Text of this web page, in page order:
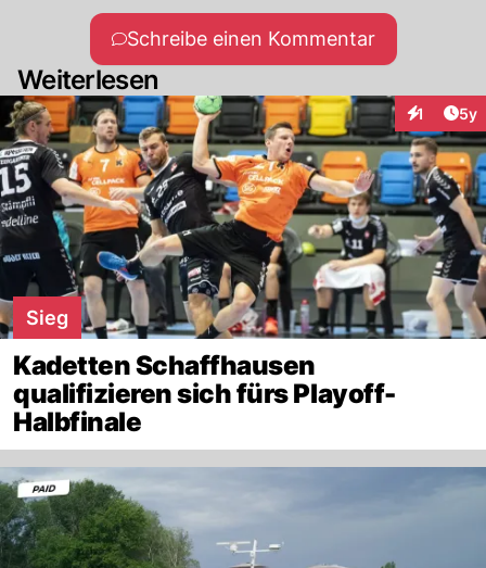
Schreibe einen Kommentar
Weiterlesen
1 5y
Sieg
Kadetten Schaffhausen
qualifizieren sich fürs Playoff-
Halbfinale